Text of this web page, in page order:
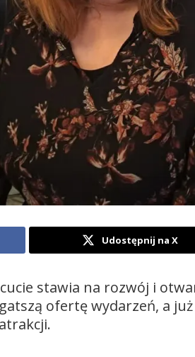
Udostępnij na X
stawia na rozwój i
ofertę wydarzeń, a